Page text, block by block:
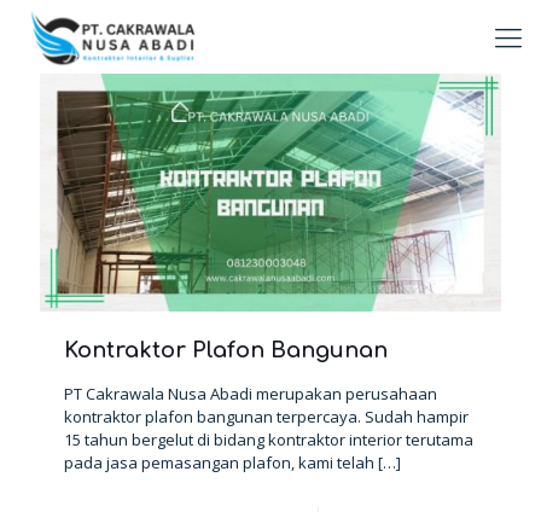
Kontraktor Plafon Bangunan
PT Cakrawala Nusa Abadi merupakan perusahaan
kontraktor plafon bangunan terpercaya. Sudah hampir
15 tahun bergelut di bidang kontraktor interior terutama
pada jasa pemasangan plafon, kami telah […]